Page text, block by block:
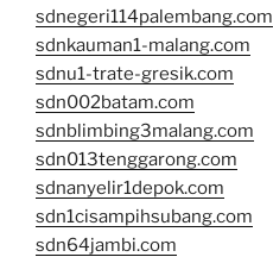
sdnegeri114palembang.com
sdnkauman1-malang.com
sdnu1-trate-gresik.com
sdn002batam.com
sdnblimbing3malang.com
sdn013tenggarong.com
sdnanyelir1depok.com
sdn1cisampihsubang.com
sdn64jambi.com